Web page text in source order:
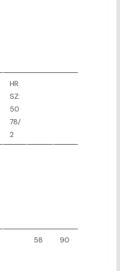
HR
SZ:
50
78/
2
58 90